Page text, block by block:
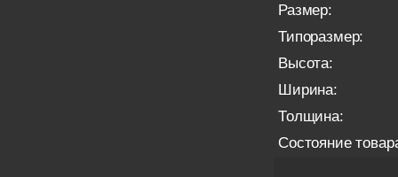
Размер:
Типоразмер:
Высота:
Ширина:
Толщина:
Состояние